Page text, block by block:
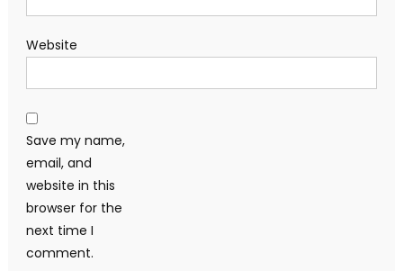
Website
Save my name,
email, and
website in this
browser for the
next time I
comment.